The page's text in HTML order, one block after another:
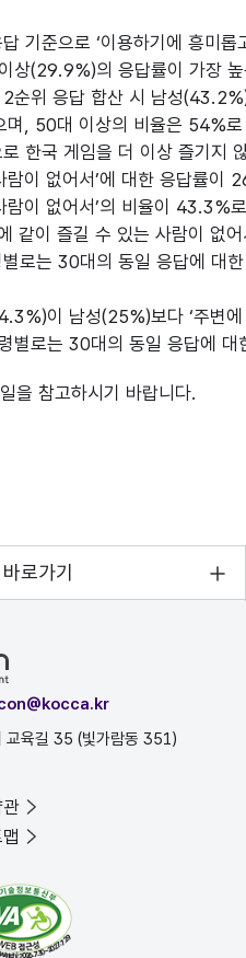
기준으로 ‘이용하기에 흥미
상(29.9%)의 응답률이 가장
순위 응답 합산 시 남성
며, 50대 이상의 비율은 54%
한국 게임을 더 이상 즐기지
람이 없어서’에 대한 응답률
람이 없어서’의 비율이 43.3%
같이 즐길 수 있는 사람이 없
로는 30대의 동일 응답에 대
이 남성(25%)보다 ‘주변
별로는 30대의 동일 응답에
을 참고하시기 바랍니다.
로가기
교육길 35 (빛가람동 351)